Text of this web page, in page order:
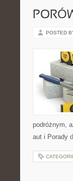
POSTED
podróżnym,
aut i Porady